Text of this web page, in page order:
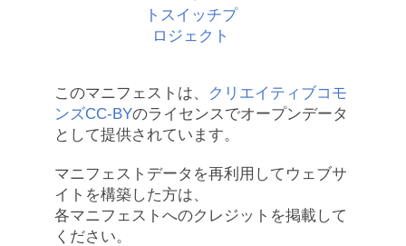
このマニフェストは、
クリエイティブコモ
ンズCC-BYのライセンスでオープンデータ
として提供されています。
マニフェストデータを再利用してウェブサ
イトを構築した方は、
各マニフェストへのクレジットを掲載して
ください。